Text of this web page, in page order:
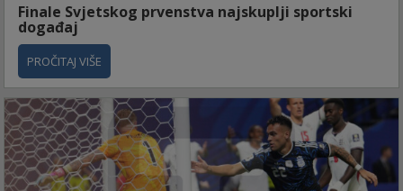
Finale Svjetskog prvenstva najskuplji sportski
događaj
PROČITAJ VIŠE